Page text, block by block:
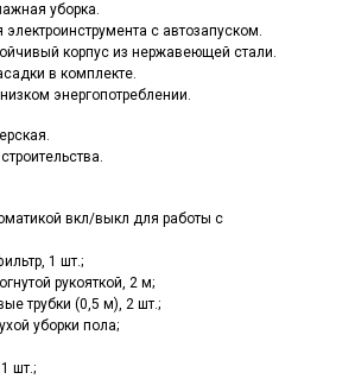
уборка.
с автозапуском.
корпус из нержавеющей стали.
в комплекте.
энергопотреблении.
вкл/выкл для работы с
1 шт.;
рукояткой, 2 м;
трубки (0,5 м), 2 шт.;
уборки пола;
шт.;